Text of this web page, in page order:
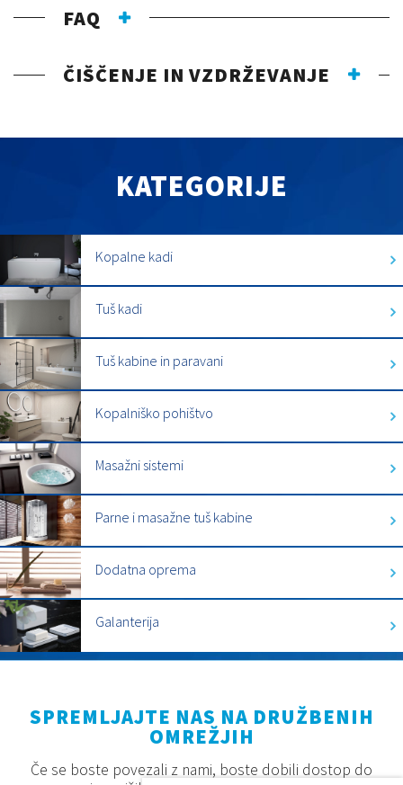
FAQ
ČIŠČENJE IN VZDRŽEVANJE
KATEGORIJE
Kopalne kadi
Tuš kadi
Tuš kabine in paravani
Kopalniško pohištvo
Masažni sistemi
Parne i masažne tuš kabine
Dodatna oprema
Galanterija
SPREMLJAJTE NAS NA DRUŽBENIH
OMREŽJIH
Če se boste povezali z nami, boste dobili dostop do